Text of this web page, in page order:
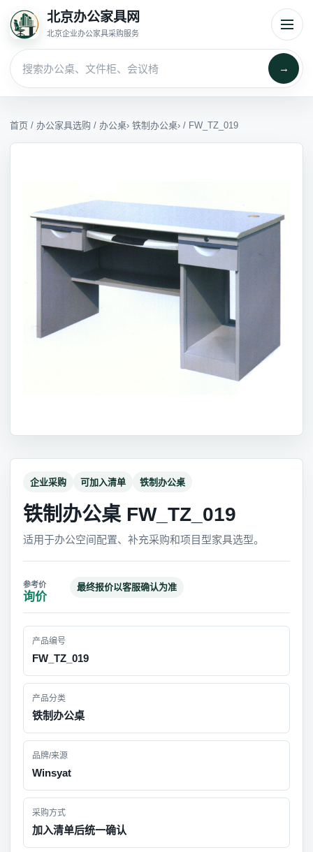
北京办公家具网
北京企业办公家具采购服务
→
首页 / 办公家具选购 / 办公桌› 铁制办公桌› / FW_TZ_019
企业采购 可加入清单 铁制办公桌
铁制办公桌 FW_TZ_019
适用于办公空间配置、补充采购和项目型家具选型。
询价
最终报价以客服确认为准
产品编号
FW_TZ_019
产品分类
铁制办公桌
品牌/来源
Winsyat
采购方式
加入清单后统一确认